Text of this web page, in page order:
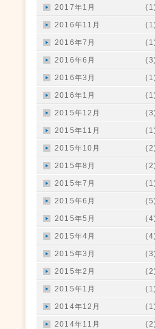
2017年1月
2016年11月
2016年7月
2016年6月
2016年3月
2016年1月
2015年12月
2015年11月
2015年10月
2015年8月
2015年7月
2015年6月
2015年5月
2015年4月
2015年3月
2015年2月
2015年1月
2014年12月
2014年11月